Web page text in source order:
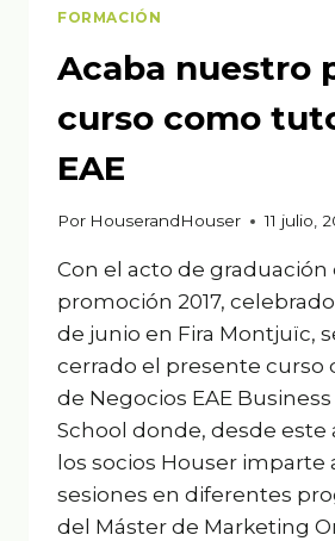
FORMACIÓN
Acaba nuestro
curso como
EAE
Por HouserandHouser 11 julio,
Con el acto de graduación
promoción 2017,
de junio en Fira Montjuïc,
cerrado el presente curso
de Negocios EAE Business
School donde, desde este
los socios Houser imparte
sesiones en diferentes
del Máster de Marketing